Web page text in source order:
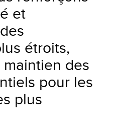
et
étroits,
des
pour les
plus